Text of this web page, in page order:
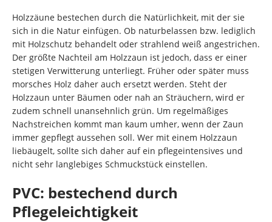
Holzzäune bestechen durch die Natürlichkeit, mit der sie
sich in die Natur einfügen. Ob naturbelassen bzw. lediglich
mit Holzschutz behandelt oder strahlend weiß angestrichen.
Der größte Nachteil am Holzzaun ist jedoch, dass er einer
stetigen Verwitterung unterliegt. Früher oder später muss
morsches Holz daher auch ersetzt werden. Steht der
Holzzaun unter Bäumen oder nah an Sträuchern, wird er
zudem schnell unansehnlich grün. Um regelmäßiges
Nachstreichen kommt man kaum umher, wenn der Zaun
immer gepflegt aussehen soll. Wer mit einem Holzzaun
liebäugelt, sollte sich daher auf ein pflegeintensives und
nicht sehr langlebiges Schmuckstück einstellen.
PVC: bestechend durch
Pflegeleichtigkeit